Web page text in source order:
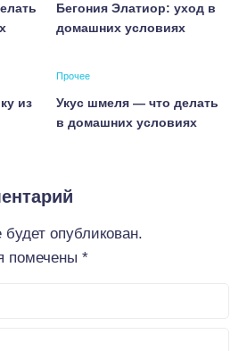
Бегония Элатиор: уход в
домашних условиях
из
Прочее
Укус шмеля — что делать
в домашних условиях
опубликован.
помечены *